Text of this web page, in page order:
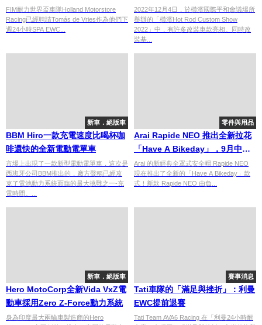
Racing 車隊第四名車手
FIM耐力世界盃車隊Holland Motorstore
Racing已經聘請Tomás de Vries作為他們下
週24小時SPA EWC...
2022年12月4日，於橫濱國際平和會議場所
舉辦的「橫濱Hot Rod Custom Show
2022」中，有許多改裝車款亮相。同時改
裝基...
新車．絕版車
BBM Hiro一款充電速度比喝杯咖
啡還快的全新電動電單車
市場上出現了一款新型電動電單車，這次是
西班牙公司BBM推出的，廠方聲稱已經攻
克了電池動力系統面臨的最大挑戰之一-充
電時間。...
零件與用品
Arai Rapide NEO 推出全新拉花
「Have A Bikeday」，9月中旬
發售
Arai 的新經典全罩式安全帽 Rapide NEO
現在推出了全新的「Have A Bikeday」款
式！新款 Rapide NEO 由負...
新車．絕版車
Hero MotoCorp全新Vida VxZ電
動車採用Zero Z-Force動力系統
身為印度最大兩輪車製造商的Hero
賽事消息
Tati車隊的「滿足與挫折」：利曼
EWC提前退賽
Tati Team AVA6 Racing 在「利曼24小時耐